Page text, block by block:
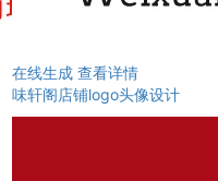
在线生成 查看详情
味轩阁店铺logo头像设计